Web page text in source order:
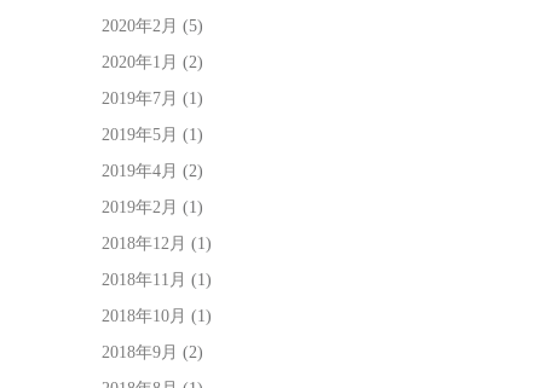
2020年2月 (5)
2020年1月 (2)
2019年7月 (1)
2019年5月 (1)
2019年4月 (2)
2019年2月 (1)
2018年12月 (1)
2018年11月 (1)
2018年10月 (1)
2018年9月 (2)